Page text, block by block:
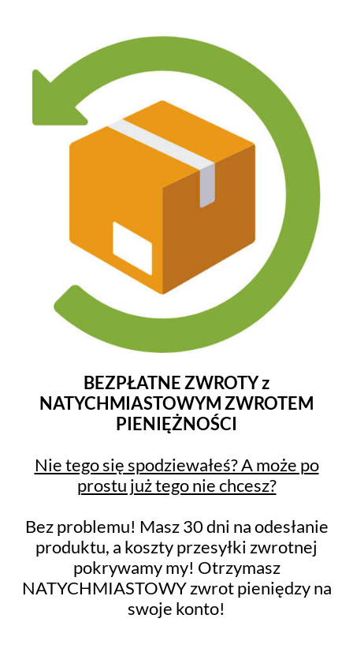
BEZPŁATNE ZWROTY z
NATYCHMIASTOWYM ZWROTEM
PIENIĘŻNOŚCI
Nie tego się spodziewałeś? A może po
prostu już tego nie chcesz?
Bez problemu! Masz 30 dni na odesłanie
produktu, a koszty przesyłki zwrotnej
pokrywamy my! Otrzymasz
NATYCHMIASTOWY zwrot pieniędzy na
swoje konto!